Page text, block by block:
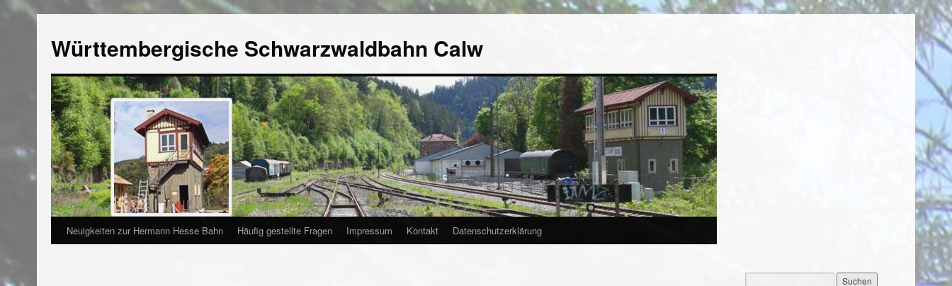
Württembergische Schwarzwaldbahn Calw
Neuigkeiten zur Hermann Hesse Bahn Häufig gestellte Fragen Impressum Kontakt Datenschutzerklärung